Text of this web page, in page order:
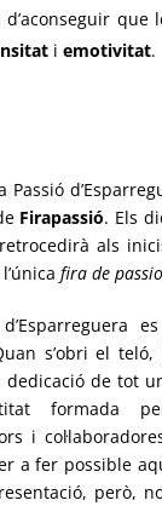
d’aconseguir que
i emotivitat.
Passió
Firapassió. Els
als
fira de
s’obri el teló,
dedicació de tot
formada
i
a fer possible
però,